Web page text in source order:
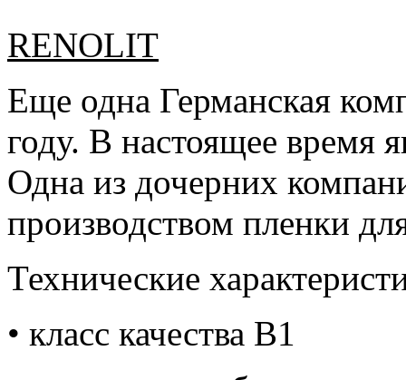
RENOLIT
Еще одна Германская
году. В настоящее время
Одна из дочерних
производством пленки
Технические
• класс качества В1